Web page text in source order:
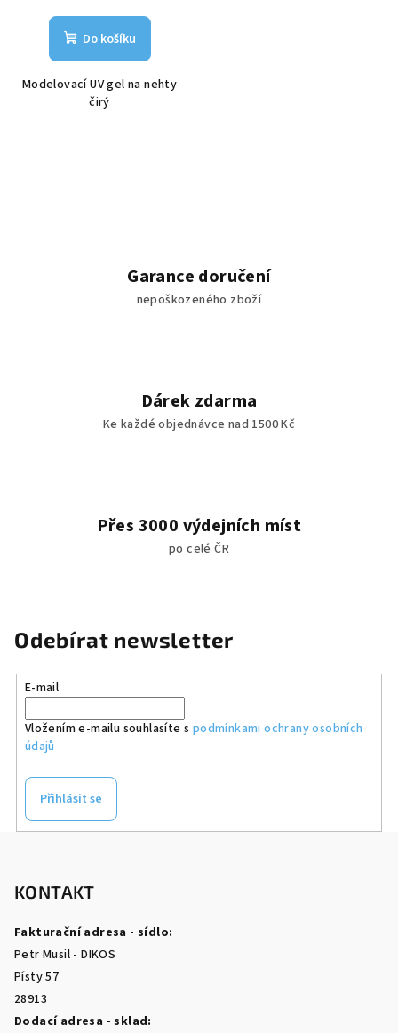
Do košíku
Modelovací UV gel na nehty
čirý
Garance doručení
nepoškozeného zboží
Dárek zdarma
Ke každé objednávce nad 1500 Kč
Přes 3000 výdejních míst
po celé ČR
Odebírat newsletter
E-mail
Vložením e-mailu souhlasíte s podmínkami ochrany osobních
údajů
Přihlásit se
KONTAKT
Fakturační adresa - sídlo:
Petr Musil - DIKOS
Písty 57
28913
Dodací adresa - sklad: